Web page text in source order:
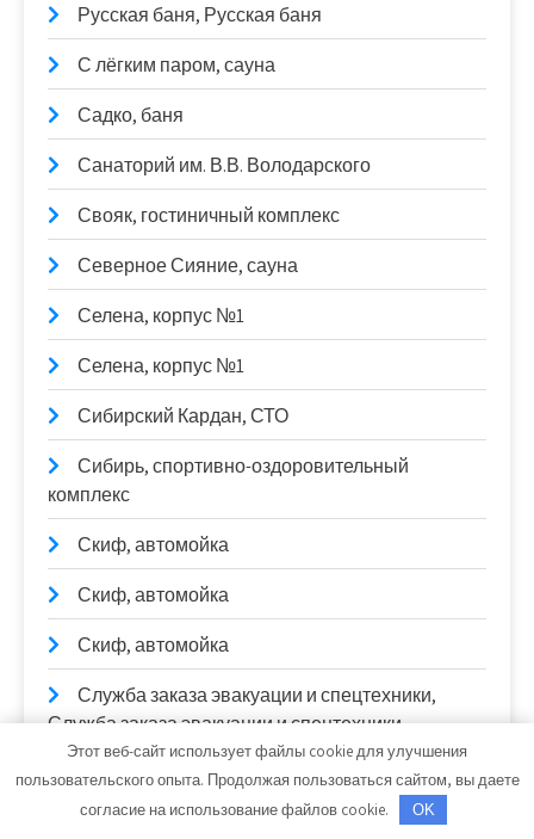
Русская баня, Русская баня
С лёгким паром, сауна
Садко, баня
Санаторий им. В.В. Володарского
Свояк, гостиничный комплекс
Северное Сияние, сауна
Селена, корпус №1
Селена, корпус №1
Сибирский Кардан, СТО
Сибирь, спортивно-оздоровительный
комплекс
Скиф, автомойка
Скиф, автомойка
Скиф, автомойка
Служба заказа эвакуации и спецтехники,
Служба заказа эвакуации и спецтехники
Служба эвакуации автомобилей, Служба
эвакуации автомобилей
Этот веб-сайт использует файлы cookie для улучшения
пользовательского опыта. Продолжая пользоваться сайтом, вы даете
согласие на использование файлов cookie.
OK